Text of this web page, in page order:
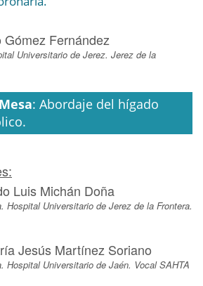
Gómez Fernández
Universitario de Jerez. Jerez de la
Mesa: Abordaje del hígado
Luis Michán Doña
Hospital Universitario de Jerez de la Frontera.
Jesús Martínez Soriano
Hospital Universitario de Jaén. Vocal SAHTA